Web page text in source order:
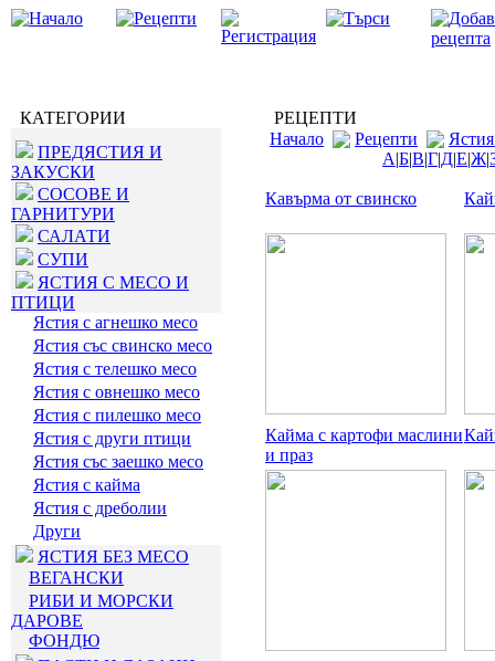
КАТЕГОРИИ
ПРЕДЯСТИЯ И
ЗАКУСКИ
СОСОВЕ И
ГАРНИТУРИ
САЛАТИ
СУПИ
ЯСТИЯ С МЕСО И
ПТИЦИ
Ястия с агнешко месо
Ястия със свинско месо
Ястия с телешко месо
Ястия с овнешко месо
Ястия с пилешко месо
Ястия с други птици
Ястия със заешко месо
Ястия с кайма
Ястия с дреболии
Други
ЯСТИЯ БЕЗ МЕСО
ВЕГАНСКИ
РИБИ И МОРСКИ
ДАРОВЕ
ФОНДЮ
РЕЦЕПТИ
Начало
Рецепти
А|Б|В|Г|Д|Е|Ж|
Кавърма от свинско
Кайма с картофи маслини
и праз